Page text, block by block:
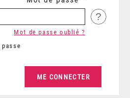
?
Mot de passe oublié ?